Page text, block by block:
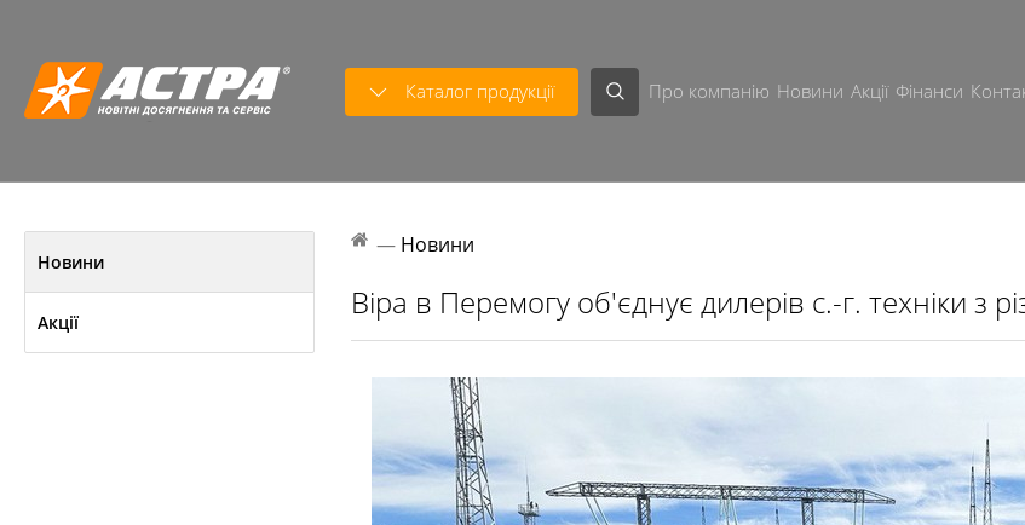
Каталог продукції Про компанію Новини Акції Фінанси
Новини
Акції
— Новини
Віра в Перемогу об'єднує дилерів с.-г. техніки з